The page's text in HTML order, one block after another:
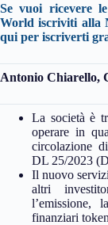
Se vuoi ricevere
World iscriviti alla
qui per iscriverti
Antonio Chiarello,
La società è
operare in
circolazione
DL 25/2023
Il nuovo
altri
l’emissione,
finanziari